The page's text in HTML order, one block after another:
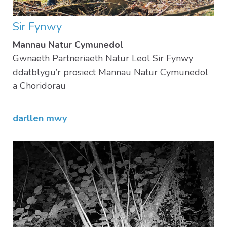
Sir Fynwy
Mannau Natur Cymunedol
Gwnaeth Partneriaeth Natur Leol Sir Fynwy
ddatblygu’r prosiect Mannau Natur Cymunedol
a Choridorau
darllen mwy